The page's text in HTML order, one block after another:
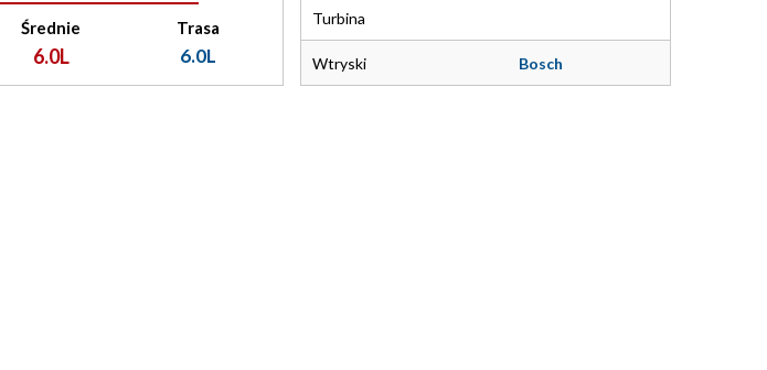
Średnie
6.0L
Trasa
6.0L
Turbina
Wtryski Bosch